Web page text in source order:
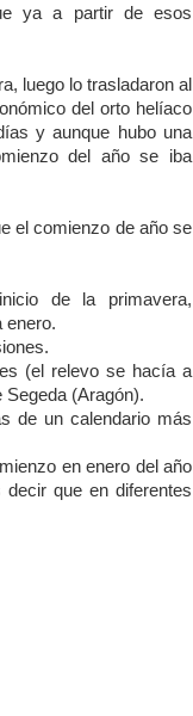
ya a partir de esos
luego lo trasladaron al
del orto helíaco
y aunque hubo una
del año se iba
el comienzo de año se
de la primavera,
enero.
(el relevo se hacía a
Segeda (Aragón).
de un calendario más
en enero del año
que en diferentes